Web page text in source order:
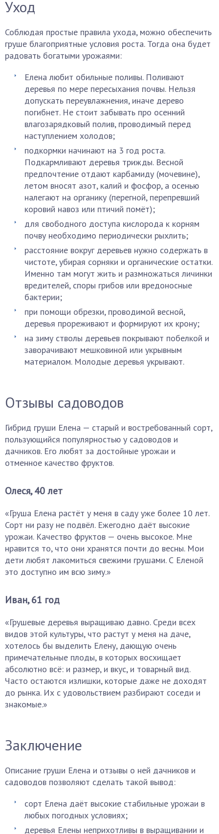
Уход
Соблюдая простые правила ухода, можно обеспечить
груше благоприятные условия роста. Тогда она будет
радовать богатыми урожаями:
Елена любит обильные поливы. Поливают
деревья по мере пересыхания почвы. Нельзя
допускать переувлажнения, иначе дерево
погибнет. Не стоит забывать про осенний
влагозарядковый полив, проводимый перед
наступлением холодов;
подкормки начинают на 3 год роста.
Подкармливают деревья трижды. Весной
предпочтение отдают карбамиду (мочевине),
летом вносят азот, калий и фосфор, а осенью
налегают на органику (перегной, перепревший
коровий навоз или птичий помёт);
для свободного доступа кислорода к корням
почву необходимо периодически рыхлить;
расстояние вокруг деревьев нужно содержать в
чистоте, убирая сорняки и органические остатки.
Именно там могут жить и размножаться личинки
вредителей, споры грибов или вредоносные
бактерии;
при помощи обрезки, проводимой весной,
деревья прореживают и формируют их крону;
на зиму стволы деревьев покрывают побелкой и
заворачивают мешковиной или укрывным
материалом. Молодые деревья укрывают.
Отзывы садоводов
Гибрид груши Елена — старый и востребованный сорт,
пользующийся популярностью у садоводов и
дачников. Его любят за достойные урожаи и
отменное качество фруктов.
Олеся, 40 лет
«Груша Елена растёт у меня в саду уже более 10 лет.
Сорт ни разу не подвёл. Ежегодно даёт высокие
урожаи. Качество фруктов — очень высокое. Мне
нравится то, что они хранятся почти до весны. Мои
дети любят лакомиться свежими грушами. С Еленой
это доступно им всю зиму.»
Иван, 61 год
«Грушевые деревья выращиваю давно. Среди всех
видов этой культуры, что растут у меня на даче,
хотелось бы выделить Елену, дающую очень
примечательные плоды, в которых восхищает
абсолютно всё: и размер, и вкус, и товарный вид.
Часто остаются излишки, которые даже не доходят
до рынка. Их с удовольствием разбирают соседи и
знакомые.»
Заключение
Описание груши Елена и отзывы о ней дачников и
садоводов позволяют сделать такой вывод:
сорт Елена даёт высокие стабильные урожаи в
любых погодных условиях;
деревья Елены неприхотливы в выращивании и